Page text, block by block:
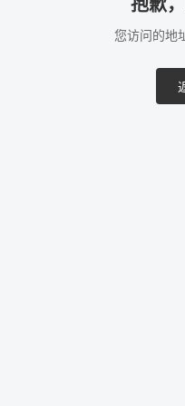
抱歉
您访问的地